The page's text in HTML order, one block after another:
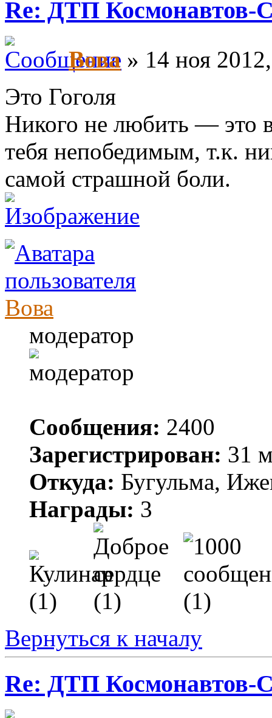
Re: ДТП Космонавтов-
Вова » 14 ноя
Это Гоголя
Никого не любить — это
тебя непобедимым, т.к.
самой страшной боли.
Вова
модератор
Сообщения: 2400
Зарегистрирован: 31
Откуда: Бугульма,
Награды: 3
Вернуться к началу
Re: ДТП Космонавтов-